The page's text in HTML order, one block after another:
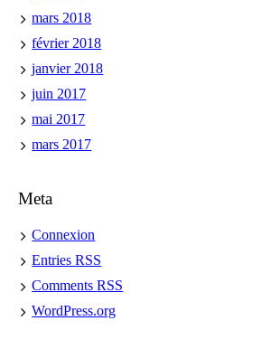
mars 2018
février 2018
janvier 2018
juin 2017
mai 2017
mars 2017
Meta
Connexion
EntriesRSS
CommentsRSS
WordPress.org